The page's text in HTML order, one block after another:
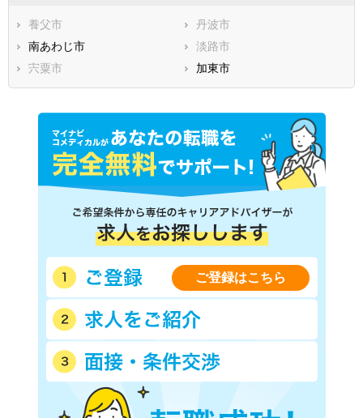
養父市
丹波市
南あわじ市
淡路市
宍粟市
加東市
ご登録はこちら